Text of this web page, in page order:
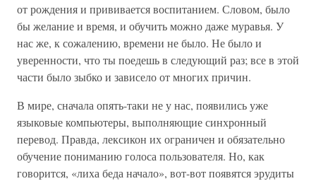
от рождения и прививается воспитанием. Словом, было
бы желание и время, и обучить можно даже муравья. У
нас же, к сожалению, времени не было. Не было и
уверенности, что ты поедешь в следующий раз; все в этой
части было зыбко и зависело от многих причин.
В мире, сначала опять-таки не у нас, появились уже
языковые компьютеры, выполняющие синхронный
перевод. Правда, лексикон их ограничен и обязательно
обучение пониманию голоса пользователя. Но, как
говорится, «лиха беда начало», вот-вот появятся эрудиты